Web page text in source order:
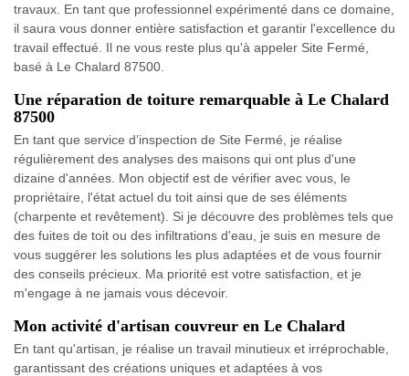
travaux. En tant que professionnel expérimenté dans ce domaine,
il saura vous donner entière satisfaction et garantir l'excellence du
travail effectué. Il ne vous reste plus qu'à appeler Site Fermé,
basé à Le Chalard 87500.
Une réparation de toiture remarquable à Le Chalard
87500
En tant que service d’inspection de Site Fermé, je réalise
régulièrement des analyses des maisons qui ont plus d'une
dizaine d'années. Mon objectif est de vérifier avec vous, le
propriétaire, l'état actuel du toit ainsi que de ses éléments
(charpente et revêtement). Si je découvre des problèmes tels que
des fuites de toit ou des infiltrations d'eau, je suis en mesure de
vous suggérer les solutions les plus adaptées et de vous fournir
des conseils précieux. Ma priorité est votre satisfaction, et je
m'engage à ne jamais vous décevoir.
Mon activité d'artisan couvreur en Le Chalard
En tant qu'artisan, je réalise un travail minutieux et irréprochable,
garantissant des créations uniques et adaptées à vos